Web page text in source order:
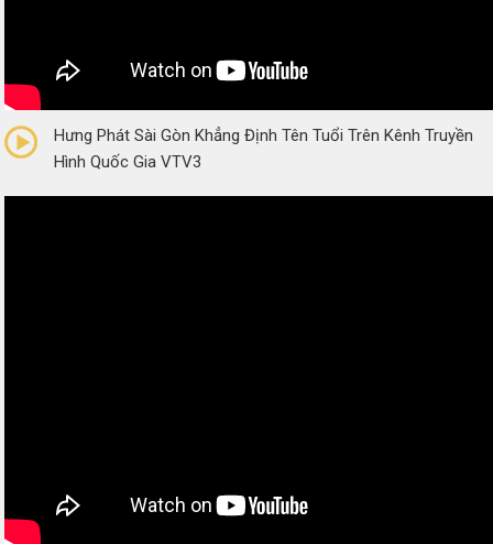
(0 Reviews)
Hưng Phát Sài Gòn Khẳng Định Tên Tuổi Trên Kênh Truyền
Hình Quốc Gia VTV3
(0 Reviews)